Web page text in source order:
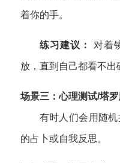
着你的手。
练习建议： 对着
放，直到自己都看不出
场景三：心理测试/塔
有时人们会用随
的占卜或自我反思。